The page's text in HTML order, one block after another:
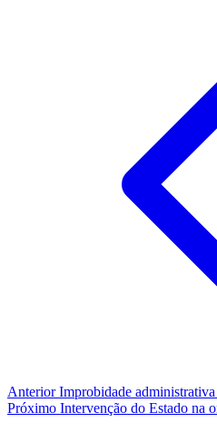
Anterior Improbidade
Próximo Intervenção do Estado na